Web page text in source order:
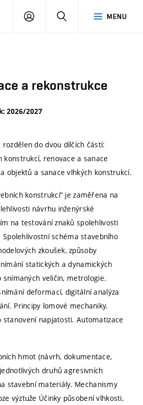
MENU
PŘIHLÁSIT
a rekonstrukce
2026/2027
do dvou dílčích částí:
konstrukcí, renovace a sanace
objektů a sanace vlhkých konstrukcí.
konstrukcí“ je zaměřena na
návrhu inženýrské
na testování znaků spolehlivosti
schéma stavebního
zkoušek, způsoby
statických a dynamických
snímaných veličin, metrologie.
deformací, digitální analýza
Principy lomové mechaniky.
napjatosti. Automatizace
hmot (návrh, dokumentace,
druhů agresivních
stavební materiály. Mechanismy
výztuže Účinky působení vlhkosti,